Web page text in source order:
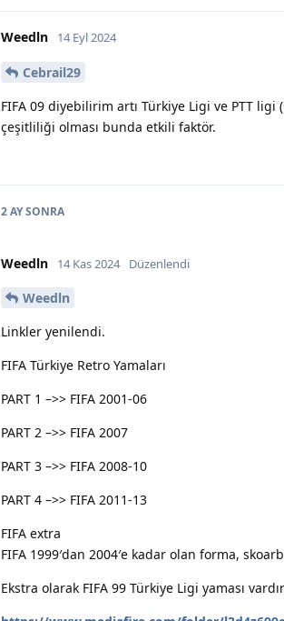
Weedln 14 Eyl 2024
Cebrail29
FIFA 09 diyebilirim artı Türkiye Ligi ve PTT
çeşitliliği olması bunda etkili faktör.
2 AYSONRA
Weedln 14 Kas 2024 Düzenlendi
Weedln
Linkler yenilendi.
FIFA Türkiye Retro Yamaları
PART 1 –>> FIFA 2001-06
PART 2 –>> FIFA 2007
PART 3 –>> FIFA 2008-10
PART 4 –>> FIFA 2011-13
FIFA extra
FIFA 1999′dan 2004′e kadar olan forma,
Ekstra olarak FIFA 99 Türkiye Ligi yaması